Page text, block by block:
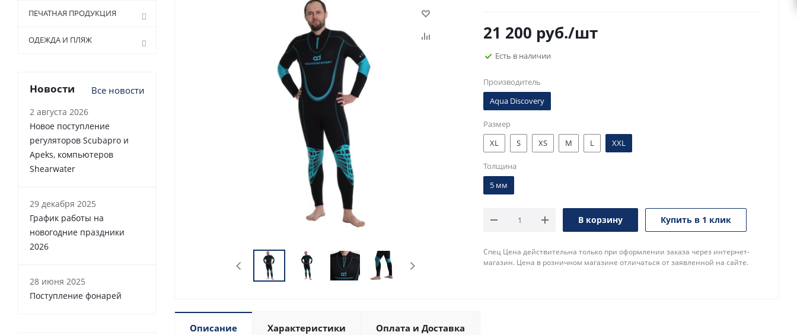
21 200 руб./шт
Есть в наличии
Производитель
Aqua Discovery
Размер
XL
S XS M L XXL
Толщина
5 мм
В корзину Купить в 1 клик
Спец Цена действительна только при оформлении заказа через интернет-
магазин. Цена в розничном магазине отличаться от заявленной на сайте.
Описание Характеристики Оплата и Доставка
ПЕЧАТНАЯ ПРОДУКЦИЯ
ОДЕЖДА И ПЛЯЖ
Новости Все новости
2 августа 2026
Новое поступление
регуляторов Scubapro и
Apeks, компьютеров
Shearwater
29 декабря 2025
График работы на
новогодние праздники
2026
28 июня 2025
Поступление фонарей